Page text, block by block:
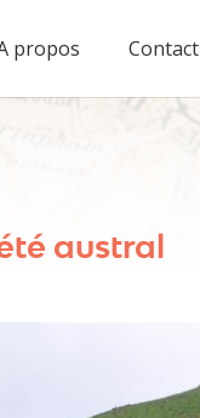
propos Contact
austral